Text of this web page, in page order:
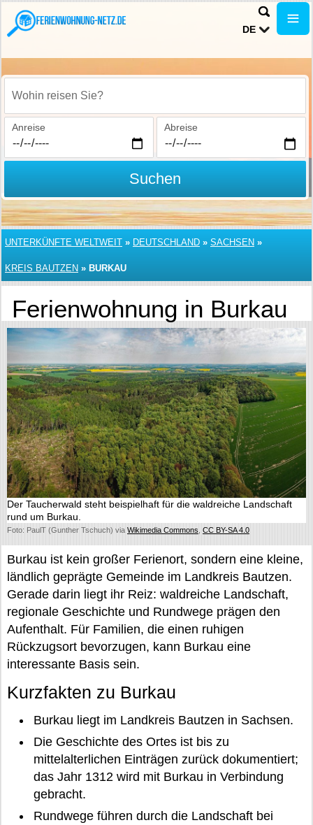
DE
Wohin reisen Sie?
Anreise Abreise
Suchen
UNTERKÜNFTE WELTWEIT » DEUTSCHLAND » SACHSEN »
KREIS BAUTZEN » BURKAU
Ferienwohnung in Burkau
Der Taucherwald steht beispielhaft für die waldreiche Landschaft
rund um Burkau.
Foto: PaulT (Gunther Tschuch) via Wikimedia Commons CC BY-SA 4.0
Burkau ist kein großer Ferienort, sondern eine kleine,
ländlich geprägte Gemeinde im Landkreis Bautzen.
Gerade darin liegt ihr Reiz: waldreiche Landschaft,
regionale Geschichte und Rundwege prägen den
Aufenthalt. Für Familien, die einen ruhigen
Rückzugsort bevorzugen, kann Burkau eine
interessante Basis sein.
Kurzfakten zu Burkau
Burkau liegt im Landkreis Bautzen in Sachsen.
Die Geschichte des Ortes ist bis zu
mittelalterlichen Einträgen zurück dokumentiert;
das Jahr 1312 wird mit Burkau in Verbindung
gebracht.
Rundwege führen durch die Landschaft bei